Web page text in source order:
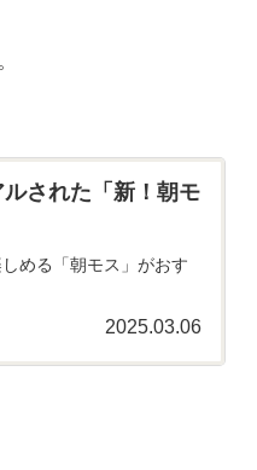
された「新！朝モ
める「朝モス」がおす
2025.03.06